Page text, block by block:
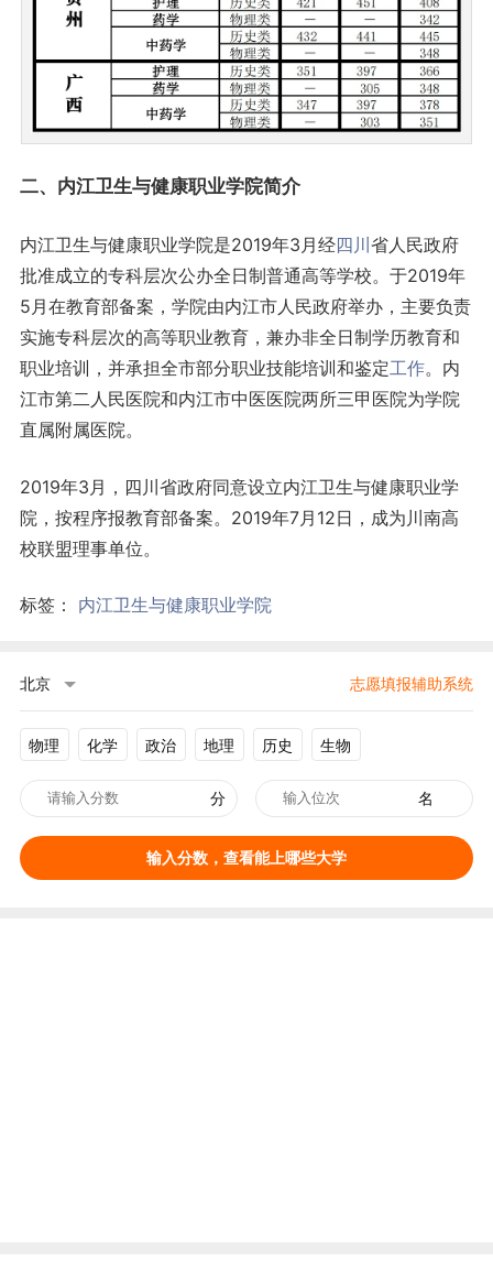
二、内江卫生与健康职业学院简介
内江卫生与健康职业学院是2019年3月经四川省人民政府
批准成立的专科层次公办全日制普通高等学校。于2019年
5月在教育部备案，学院由内江市人民政府举办，主要负责
实施专科层次的高等职业教育，兼办非全日制学历教育和
职业培训，并承担全市部分职业技能培训和鉴定工作。内
江市第二人民医院和内江市中医医院两所三甲医院为学院
直属附属医院。
2019年3月，四川省政府同意设立内江卫生与健康职业学
院，按程序报教育部备案。2019年7月12日，成为川南高
校联盟理事单位。
标签： 内江卫生与健康职业学院
北京 志愿填报辅助系统
物理 化学 政治 地理 历史 生物
分 名
输入分数，查看能上哪些大学